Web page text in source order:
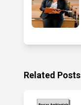
Related Posts